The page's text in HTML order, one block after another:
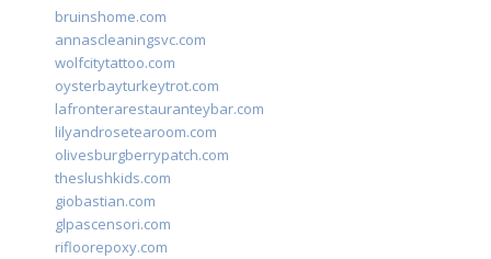
bruinshome.com
annascleaningsvc.com
wolfcitytattoo.com
oysterbayturkeytrot.com
lafronterarestauranteybar.com
lilyandrosetearoom.com
olivesburgberrypatch.com
theslushkids.com
giobastian.com
glpascensori.com
rifloorepoxy.com